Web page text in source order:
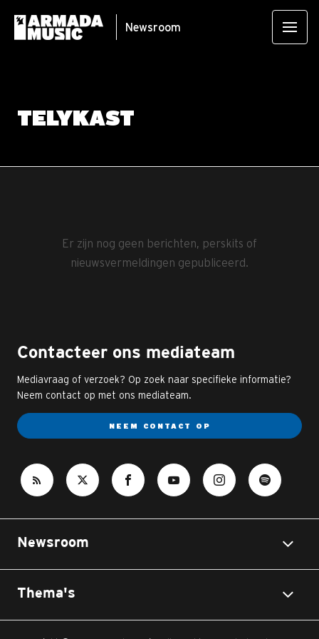
Newsroom
TELYKAST
Er zijn nog geen berichten, perskits of
nieuwsvermeldingen gepubliceerd.
Contacteer ons mediateam
Mediavraag of verzoek? Op zoek naar specifieke informatie?
Neem contact op met ons mediateam.
NEEM CONTACT OP
Newsroom
Thema's